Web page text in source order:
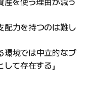
産を使う理由が減っ
配力を持つのは難し
環境では中立的なブ
て存在する」